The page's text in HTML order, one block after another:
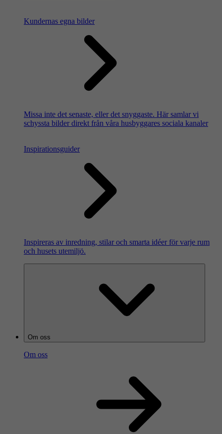
Kundernas egna bilder
Missa inte det senaste, eller det snyggaste. Här samlar vi
schyssta bilder direkt från våra husbyggares sociala kanaler
Inspirationsguider
Inspireras av inredning, stilar och smarta idéer för varje rum
och husets utemiljö.
Om oss
Om oss